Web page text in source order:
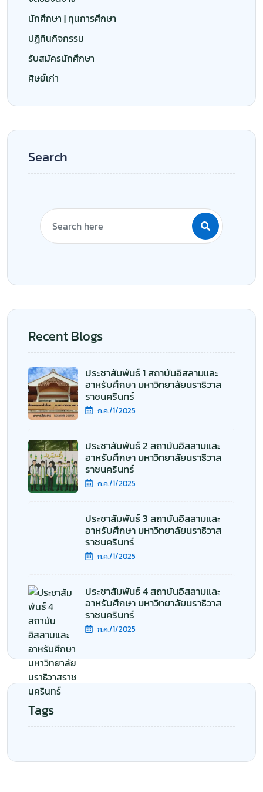
นักศึกษา | ทุนการศึกษา
ปฏิทินกิจกรรม
รับสมัครนักศึกษา
ศิษย์เก่า
Search
Recent Blogs
ประชาสัมพันธ์ 1 สถาบันอิสลามและ
อาหรับศึกษา มหาวิทยาลัยนราธิวาส
ราชนครินทร์
ก.ค./1/2025
ประชาสัมพันธ์ 2 สถาบันอิสลามและ
อาหรับศึกษา มหาวิทยาลัยนราธิวาส
ราชนครินทร์
ก.ค./1/2025
ประชาสัมพันธ์ 3 สถาบันอิสลามและ
อาหรับศึกษา มหาวิทยาลัยนราธิวาส
ราชนครินทร์
ก.ค./1/2025
ประชาสัมพันธ์ 4 สถาบันอิสลามและ
อาหรับศึกษา มหาวิทยาลัยนราธิวาส
ราชนครินทร์
ก.ค./1/2025
Tags